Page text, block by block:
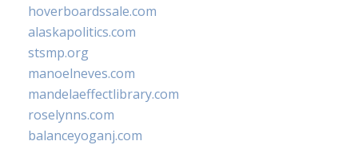
hoverboardssale.com
alaskapolitics.com
stsmp.org
manoelneves.com
mandelaeffectlibrary.com
roselynns.com
balanceyoganj.com